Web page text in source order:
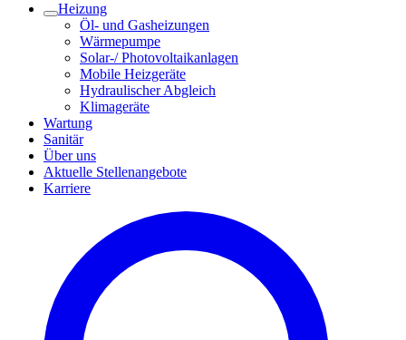
Heizung
Öl- und Gasheizungen
Wärmepumpe
Solar-/ Photovoltaikanlagen
Mobile Heizgeräte
Hydraulischer Abgleich
Klimageräte
Wartung
Sanitär
Über uns
Aktuelle Stellenangebote
Karriere